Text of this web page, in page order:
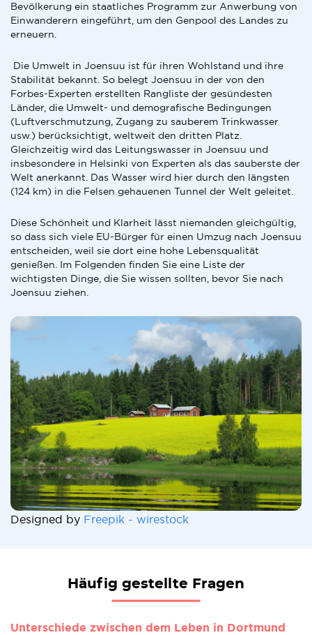
Bevölkerung ein staatliches Programm zur Anwerbung von
Einwanderern eingeführt, um den Genpool des Landes zu
erneuern.
Die Umwelt in Joensuu ist für ihren Wohlstand und ihre
Stabilität bekannt. So belegt Joensuu in der von den
Forbes-Experten erstellten Rangliste der gesündesten
Länder, die Umwelt- und demografische Bedingungen
(Luftverschmutzung, Zugang zu sauberem Trinkwasser
usw.) berücksichtigt, weltweit den dritten Platz.
Gleichzeitig wird das Leitungswasser in Joensuu und
insbesondere in Helsinki von Experten als das sauberste der
Welt anerkannt. Das Wasser wird hier durch den längsten
(124 km) in die Felsen gehauenen Tunnel der Welt geleitet.
Diese Schönheit und Klarheit lässt niemanden gleichgültig,
so dass sich viele EU-Bürger für einen Umzug nach Joensuu
entscheiden, weil sie dort eine hohe Lebensqualität
genießen. Im Folgenden finden Sie eine Liste der
wichtigsten Dinge, die Sie wissen sollten, bevor Sie nach
Joensuu ziehen.
Designed by Freepik - wirestock
Häufig gestellte Fragen
Unterschiede zwischen dem Leben in Dortmund